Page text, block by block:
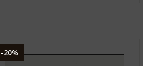
-20%